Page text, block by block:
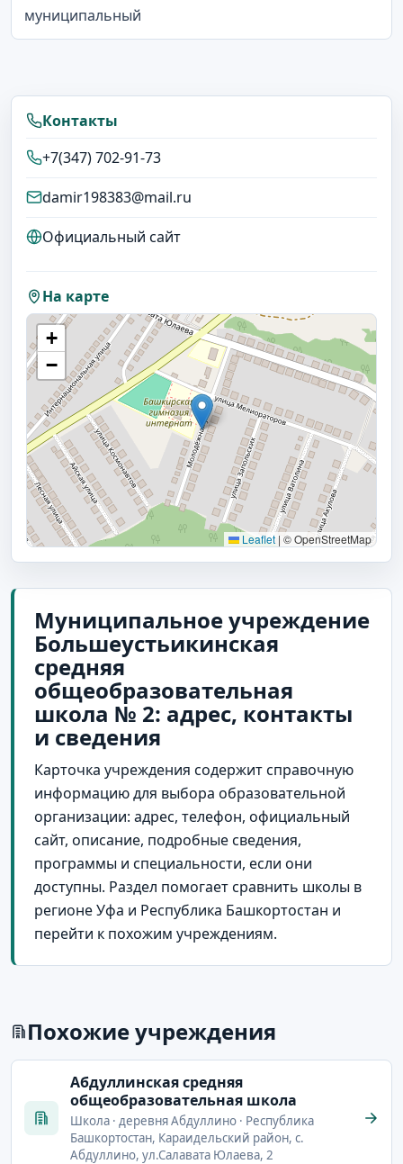
муниципальный
Контакты
+7(347) 702-91-73
damir198383@mail.ru
Официальный сайт
На карте
+
−
Leaflet | © OpenStreetMap
Муниципальное учреждение
Большеустьикинская
средняя
общеобразовательная
школа № 2: адрес, контакты
и сведения
Карточка учреждения содержит справочную
информацию для выбора образовательной
организации: адрес, телефон, официальный
сайт, описание, подробные сведения,
программы и специальности, если они
доступны. Раздел помогает сравнить школы в
регионе Уфа и Республика Башкортостан и
перейти к похожим учреждениям.
Похожие учреждения
Абдуллинская средняя
общеобразовательная школа
Школа · деревня Абдуллино · Республика
Башкортостан, Караидельский район, с.
Абдуллино, ул.Салавата Юлаева, 2